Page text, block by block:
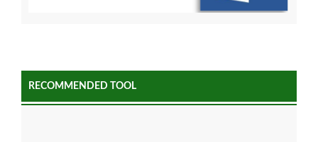
RECOMMENDED TOOL